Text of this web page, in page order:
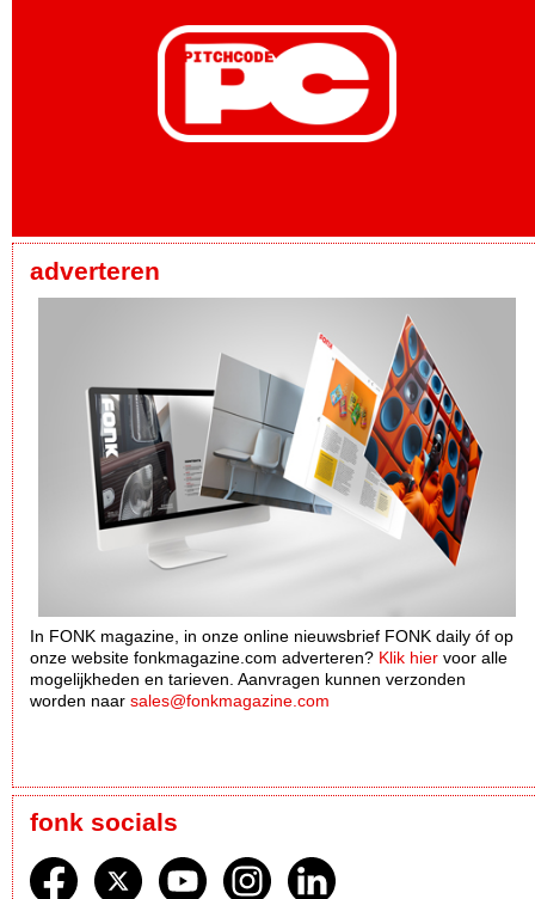
adverteren
In FONK magazine, in onze online nieuwsbrief FONK daily óf op
onze website fonkmagazine.com adverteren? Klik hier voor alle
mogelijkheden en tarieven. Aanvragen kunnen verzonden
worden naar sales@fonkmagazine.com
fonk socials